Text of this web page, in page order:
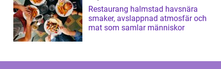
Restaurang halmstad havsnära
smaker, avslappnad atmosfär och
mat som samlar människor